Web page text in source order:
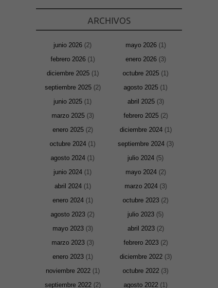
ARCHIVOS
junio 2026 (2) mayo 2026(1)
febrero 2026(1) enero 2026(3)
diciembre 2025(1) octubre 2025 (1)
septiembre 2025(2) agosto 2025 (1)
junio 2025 (1) abril 2025(3)
marzo 2025(3) febrero 2025(2)
enero 2025(2) diciembre 2024(1)
octubre 2024 (1) septiembre 2024(3)
agosto 2024 (1) julio 2024 (5)
junio 2024 (1) mayo 2024(2)
abril 2024(1) marzo 2024(3)
enero 2024(1) octubre 2023 (2)
agosto 2023 (2) julio 2023 (5)
mayo 2023(3) abril 2023(2)
marzo 2023(3) febrero 2023(2)
enero 2023(1) diciembre 2022(3)
noviembre 2022(1) octubre 2022 (3)
septiembre 2022(2) agosto 2022 (1)